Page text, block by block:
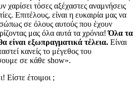
χαρίσει τόσες αξέχαστες αναμνήσεις
Επιτέλους, είναι η ευκαιρία μας να
σε όλους αυτούς που έχουν
μας όλα αυτά τα χρόνια! Όλα τα
είναι εξωπραγματικά τέλεια. Είναι
κανείς το μέγεθος του
σε κάθε show».
Είστε έτοιμοι ;